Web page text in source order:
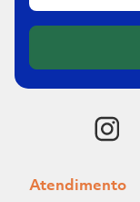
Atendimento